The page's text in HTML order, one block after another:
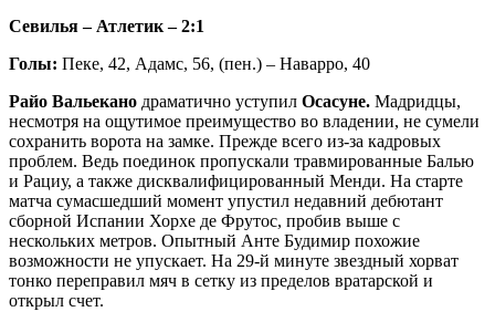
Севилья – Атлетик – 2:1
Голы: Пеке, 42, Адамс, 56, (пен.) – Наварро, 40
Райо Вальекано драматично уступил Осасуне. Мадридцы,
несмотря на ощутимое преимущество во владении, не сумели
сохранить ворота на замке. Прежде всего из-за кадровых
проблем. Ведь поединок пропускали травмированные Балью
и Рациу, а также дисквалифицированный Менди. На старте
матча сумасшедший момент упустил недавний дебютант
сборной Испании Хорхе де Фрутос, пробив выше с
нескольких метров. Опытный Анте Будимир похожие
возможности не упускает. На 29-й минуте звездный хорват
тонко переправил мяч в сетку из пределов вратарской и
открыл счет.